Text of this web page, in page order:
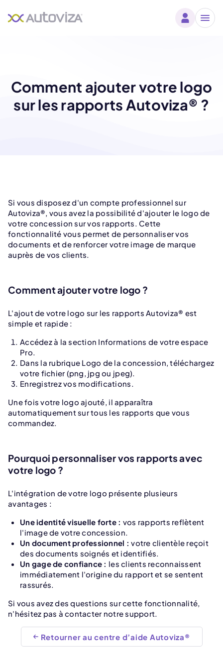
Comment ajouter votre logo
sur les rapports Autoviza® ?
Si vous disposez d'un compte professionnel sur
Autoviza®, vous avez la possibilité d'ajouter le logo de
votre concession sur vos rapports. Cette
fonctionnalité vous permet de personnaliser vos
documents et de renforcer votre image de marque
auprès de vos clients.
Comment ajouter votre logo ?
L'ajout de votre logo sur les rapports Autoviza® est
simple et rapide :
Accédez à la section Informations de votre espace
Pro.
Dans la rubrique Logo de la concession, téléchargez
votre fichier (png, jpg ou jpeg).
Enregistrez vos modifications.
Une fois votre logo ajouté, il apparaîtra
automatiquement sur tous les rapports que vous
commandez.
Pourquoi personnaliser vos rapports avec
votre logo ?
L'intégration de votre logo présente plusieurs
avantages :
Une identité visuelle forte : vos rapports reflètent
l'image de votre concession.
Un document professionnel : votre clientèle reçoit
des documents soignés et identifiés.
Un gage de confiance : les clients reconnaissent
immédiatement l'origine du rapport et se sentent
rassurés.
Si vous avez des questions sur cette fonctionnalité,
n'hésitez pas à contacter notre support.
Retourner au centre d’aide Autoviza®